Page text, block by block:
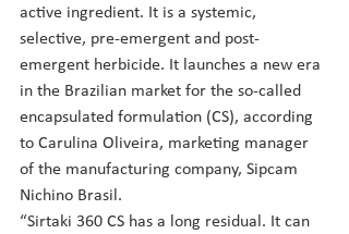
active ingredient. It is a systemic,
selective, pre-emergent and post-
emergent herbicide. It launches a new era
in the Brazilian market for the so-called
encapsulated formulation (CS), according
to Carulina Oliveira, marketing manager
of the manufacturing company, Sipcam
Nichino Brasil.
“Sirtaki 360 CS has a long residual. It can